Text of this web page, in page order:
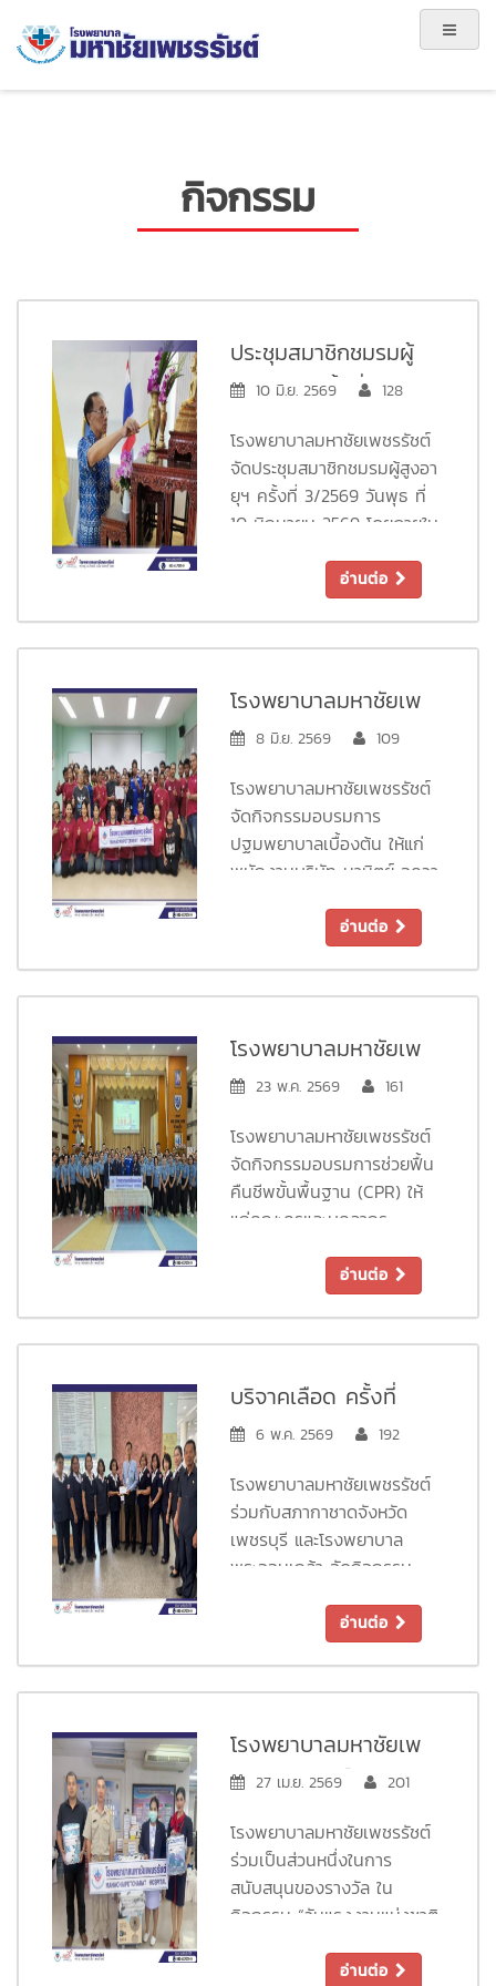
กิจกรรม
ประชุมสมาชิกชมรมผู้
สูงอายุฯ ครั้งที่
10 มิ.ย. 2569 128
โรงพยาบาลมหาชัยเพชรรัชต์
จัดประชุมสมาชิกชมรมผู้สูงอา
ยุฯ ครั้งที่ 3/2569 วันพุธ ที่
10 มิถุนายน 2569 โดยภายใน
บริการตรวจสุขภาพเบื้องต้น
ให้แก่ผู้เข้าร่วมกิจกรรมจากผู้
กิจกรรมอวยพรวันเกิด /
กิจกรรมออกกำลังกายสัน
ทนาจากผู้สูงอายุ เป็น
อบอุ่น สร้างความประทับใจแก่
ผู้เข้าร่วมกิจกรรมเป็นอย่าง
มาก
อายุ ชมรมผู้สูงอายุโรง
พยาบาลมหาชัยเพชรรัชต์
ครั้งต่อไปในวันพุธที่ 19
- 12.00 น.
อ่านต่อ
โรงพยาบาลมหาชัยเพ
ชรรัชต์ จัดกิจกรรม
อบรมการปฐมพยาบาล
เบื้องต้น ให้แก่พนักงาน
บริษัท มานิตย์ อควาคัล
เจอร์ จำกัด (มานิตย์
8 มิ.ย. 2569 109
โรงพยาบาลมหาชัยเพชรรัชต์
จัดกิจกรรมอบรมการ
ปฐมพยาบาลเบื้องต้น ให้แก่
พนักงานบริษัท มานิตย์ อควา
ฟาร์ม) จำนวน 40 ท่าน ใน
วันที่ 8 มิถุนายน 2569 เพื่อ
ประสบเหตุเบื้องต้นได้อย่างถูก
ต้องและปลอดภัย
อบรมได้รับความรู้เกี่ยวกับ
การปฐมพยาบาลเบื้องต้น
การดูแลผู้บาดเจ็บใน
สถานการณ์ฉุกเฉิน และการ
ส่งต่อผู้ป่วยให้ได้รับการรักษา
จากบุคลากรทางการแพทย์
ทางโรงพยาบาลขอขอบคุณ
จำกัด (มานิตย์ฟาร์ม) ที่ให้
ความไว้วางใจและสนับสนุน
การจัดกิจกรรมในครั้งนี้เป็น
อย่างดี หวังเป็นอย่างยิ่งว่า
ความรู้และทักษะที่ได้รับจะ
สามารถนำไปประยุกต์ใช้ใน
การดูแลตนเอง เพื่อนร่วม
อย่างมีประสิทธิภาพ
เติม ได้ที่ แผนกการตลาด :
032-417070-9 ต่อ 4202
อ่านต่อ
โรงพยาบาลมหาชัยเพ
ชรรัชต์ จัดกิจกรรม
อบรมการช่วยฟื้นคืนชีพ
ขั้นพื้นฐาน (CPR) ให้แก่
คณะครูและบุคลากร
โรงเรียนสารสาสน์วิเทศ
23 พ.ค. 2569 161
โรงพยาบาลมหาชัยเพชรรัชต์
จัดกิจกรรมอบรมการช่วยฟื้น
คืนชีพขั้นพื้นฐาน (CPR) ให้
แก่คณะครูและบุคลากร
เพชรบุรี ในวันที่ 22
พฤษภาคม 2569 เพื่อส่ง
อย่างถูกวิธี
ทางโรงพยาบาลขอขอบคุณ
ให้ความสนใจและเข้าร่วม
กิจกรรมในครั้งนี้เป็นอย่างดี
หวังว่าความรู้ที่ได้รับจะ
สามารถนำไปใช้ให้เกิด
ในสถานการณ์ฉุกเฉิน
แล้วพบกันใหม่ในกิจกรรมครั้ง
สอบถามรายละเอียด ติดต่อ
สอบถามเพิ่มเติม ได้ที่ แผนก
ต่อ 4202
อ่านต่อ
บริจาคเลือด ครั้งที่
2/2569
6 พ.ค. 2569 192
โรงพยาบาลมหาชัยเพชรรัชต์
ร่วมกับสภากาชาดจังหวัด
เพชรบุรี และโรงพยาบาล
พระจอมเกล้า จัดกิจกรรม
ขอขอบคุณผู้บริจาคโลหิตทุก
ท่านที่มาร่วมบริจาคโลหิตเพื่อ
บริจาคโลหิตสุขภาพแข็งแรง
แล้วพบกันใหม่ในครั้งต่อไปนะ
คะ
อ่านต่อ
โรงพยาบาลมหาชัยเพ
ชรรัชต์ ร่วมเป็นส่วน
หนึ่งในการสนับสนุน
ของรางวัล ในกิจกรรม
“วันแรงงานแห่งชาติ
จังหวัดเพชรบุรี ประจำ
27 เม.ย. 2569 201
โรงพยาบาลมหาชัยเพชรรัชต์
ร่วมเป็นส่วนหนึ่งในการ
สนับสนุนของรางวัล ใน
กิจกรรม “วันแรงงานแห่งชาติ
2569” ที่กำลังจะจัดขึ้นในวันที่
อ่านต่อ